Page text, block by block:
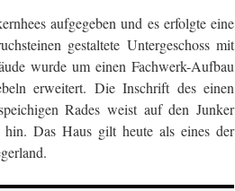
aufgegeben und es erfolgte eine
gestaltete Untergeschoss mit
wurde um einen Fachwerk-Aufbau
erweitert. Die Inschrift des einen
Rades weist auf den Junker
Das Haus gilt heute als eines der